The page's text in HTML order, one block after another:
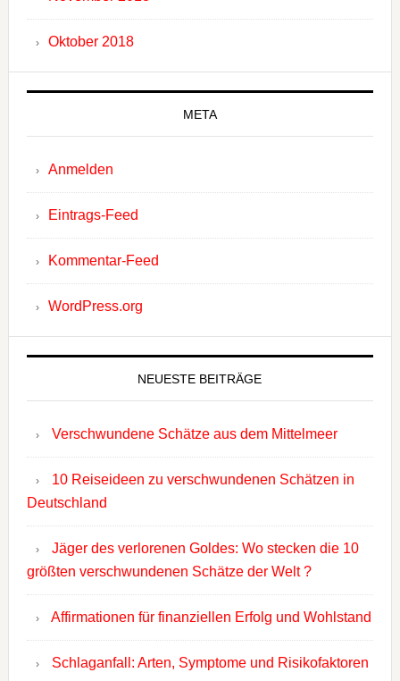
Oktober 2018
META
Anmelden
Eintrags-Feed
Kommentar-Feed
WordPress.org
NEUESTE BEITRÄGE
Verschwundene Schätze aus dem Mittelmeer
10 Reiseideen zu verschwundenen Schätzen in
Deutschland
Jäger des verlorenen Goldes: Wo stecken die 10
größten verschwundenen Schätze der Welt ?
Affirmationen für finanziellen Erfolg und Wohlstand
Schlaganfall: Arten, Symptome und Risikofaktoren